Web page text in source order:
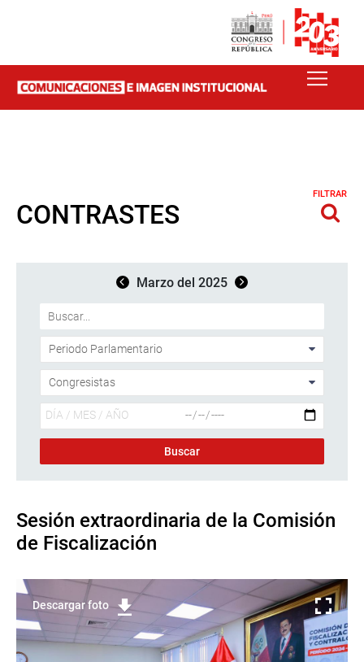
CONTRASTES
FILTRAR
Marzo del 2025
Sesión extraordinaria de la Comisión
de Fiscalización
Descargar foto